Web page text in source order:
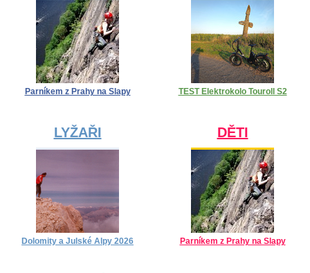
Parníkem z Prahy na Slapy TEST Elektrokolo Touroll S2
LYŽAŘI
Dolomity a Julské Alpy 2026
DĚTI
Parníkem z Prahy na Slapy